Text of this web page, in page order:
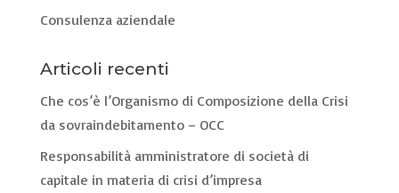
Consulenza aziendale
Articoli recenti
Che cos’è l’Organismo di Composizione della Crisi
da sovraindebitamento – OCC
Responsabilità amministratore di società di
capitale in materia di crisi d’impresa